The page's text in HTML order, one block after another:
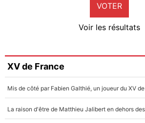
Faris Moumbagna
4%
Un autre joueur
5%
VOTER
Voir les résultats
XV de France